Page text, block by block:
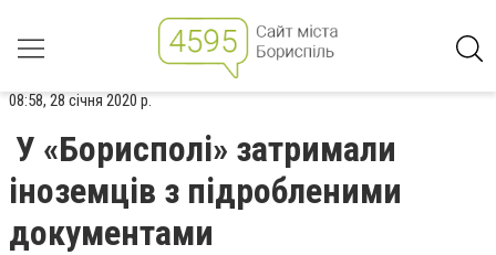
08:58, 28 січня 2020 р.
У «Борисполі» затримали
іноземців з підробленими
документами